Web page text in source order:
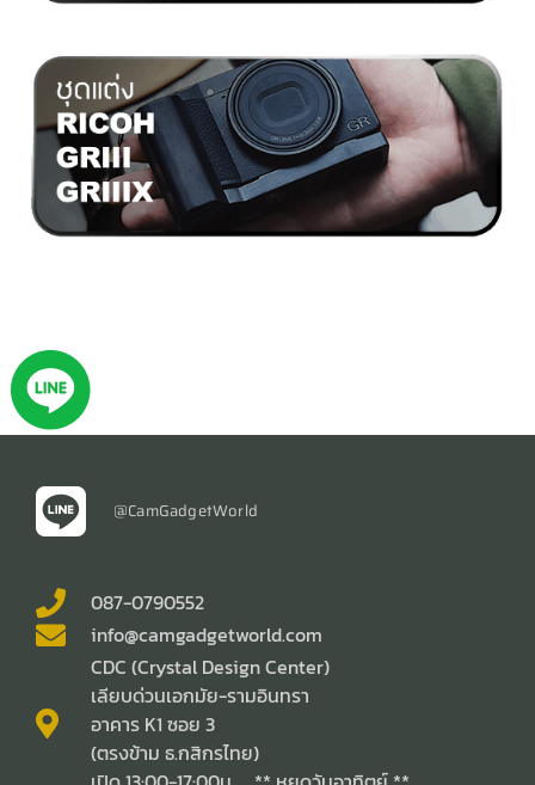
@CamGadgetWorld
087-0790552
info@camgadgetworld.com
CDC (Crystal Design Center)
เลียบด่วนเอกมัย-รามอินทรา
อาคาร K1 ซอย 3
(ตรงข้าม ธ.กสิกรไทย)